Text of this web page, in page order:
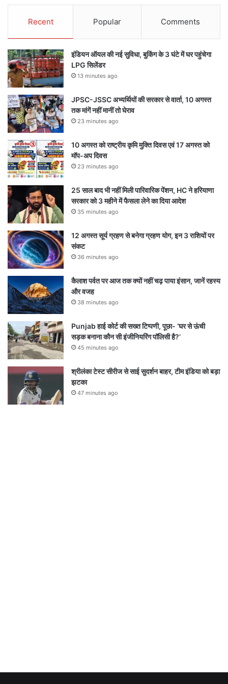
Recent Popular Comments
इंडियन ऑयल की नई सुविधा, बुकिंग के 3 घंटे में घर पहुंचेगा
LPG सिलेंडर
13 minutes ago
JPSC-JSSC अभ्यर्थियों की सरकार से वार्ता, 10 अगस्त
तक मांगें नहीं मानीं तो घेराव
23 minutes ago
10 अगस्त को राष्ट्रीय कृमि मुक्ति दिवस एवं 17 अगस्त को
मॉप-अप दिवस
23 minutes ago
25 साल बाद भी नहीं मिली पारिवारिक पेंशन, HC ने हरियाणा
सरकार को 3 महीने में फैसला लेने का दिया आदेश
35 minutes ago
12 अगस्त सूर्य ग्रहण से बनेगा ग्रहण योग, इन 3 राशियों पर
संकट
36 minutes ago
कैलाश पर्वत पर आज तक क्यों नहीं चढ़ पाया इंसान, जानें रहस्य
और वजह
38 minutes ago
Punjab हाई कोर्ट की सख्त टिप्पणी, पूछा- ‘घर से ऊंची
सड़क बनाना कौन सी इंजीनियरिंग पॉलिसी है?’
45 minutes ago
श्रीलंका टेस्ट सीरीज से साई सुदर्शन बाहर, टीम इंडिया को बड़ा
झटका
47 minutes ago